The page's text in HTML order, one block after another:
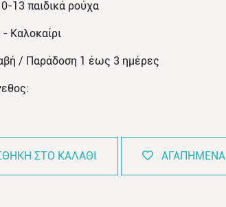
0-13 παιδικά ρούχα
- Καλοκαίρι
/ Παράδοση 1 έως 3 ημέρες
ΣΤΟ ΚΑΛΑΘΙ ΑΓΑΠΗΜΕΝΑ